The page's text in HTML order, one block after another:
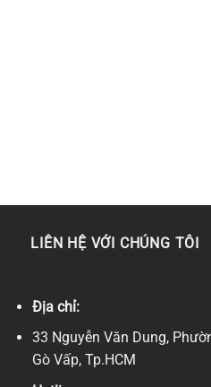
LIÊN HỆ VỚI CHÚNG TÔI
Địa chỉ:
33 Nguyễn Văn Dung,
Gò Vấp, Tp.HCM